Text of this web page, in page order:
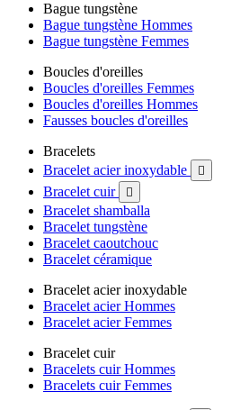
Bague tungstène
Bague tungstène Hommes
Bague tungstène Femmes
Boucles d'oreilles
Boucles d'oreilles Femmes
Boucles d'oreilles Hommes
Fausses boucles d'oreilles
Bracelets
Bracelet acier inoxydable

Bracelet cuir 
Bracelet shamballa
Bracelet tungstène
Bracelet caoutchouc
Bracelet céramique
Bracelet acier inoxydable
Bracelet acier Hommes
Bracelet acier Femmes
Bracelet cuir
Bracelets cuir Hommes
Bracelets cuir Femmes